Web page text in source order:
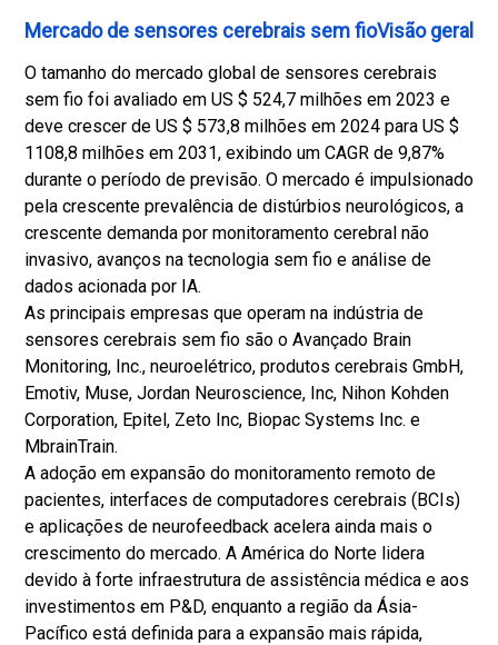
Mercado de sensores cerebrais sem fioVisão geral
O tamanho do mercado global de sensores cerebrais
sem fio foi avaliado em US $ 524,7 milhões em 2023 e
deve crescer de US $ 573,8 milhões em 2024 para US $
1108,8 milhões em 2031, exibindo um CAGR de 9,87%
durante o período de previsão. O mercado é impulsionado
pela crescente prevalência de distúrbios neurológicos, a
crescente demanda por monitoramento cerebral não
invasivo, avanços na tecnologia sem fio e análise de
dados acionada por IA.
As principais empresas que operam na indústria de
sensores cerebrais sem fio são o Avançado Brain
Monitoring, Inc., neuroelétrico, produtos cerebrais GmbH,
Emotiv, Muse, Jordan Neuroscience, Inc, Nihon Kohden
Corporation, Epitel, Zeto Inc, Biopac Systems Inc. e
MbrainTrain.
A adoção em expansão do monitoramento remoto de
pacientes, interfaces de computadores cerebrais (BCIs)
e aplicações de neurofeedback acelera ainda mais o
crescimento do mercado. A América do Norte lidera
devido à forte infraestrutura de assistência médica e aos
investimentos em P&D, enquanto a região da Ásia-
Pacífico está definida para a expansão mais rápida,